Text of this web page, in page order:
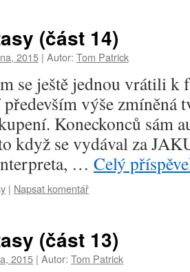
(část 14)
2015 | Autor: Tom Patrick
se ještě jednou vrátili k
výše zmíněná
Koneckonců sám
když se vydával za
… Celý
| Napsat komentář
(část 13)
2015 | Autor: Tom Patrick